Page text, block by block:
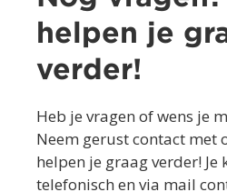
helpen je
verder!
Heb je vragen of wens je
Neem gerust contact met
helpen je graag verder! Je
telefonisch en via mail